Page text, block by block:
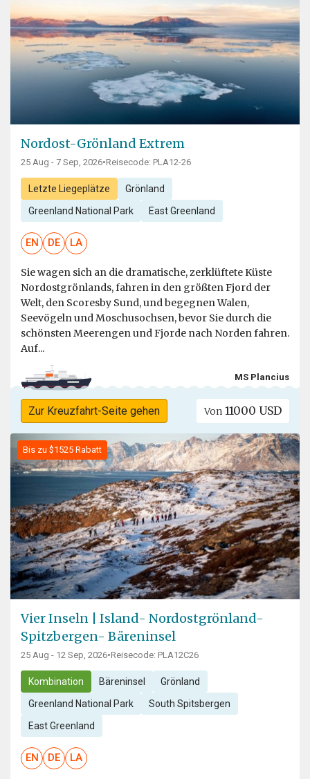
Nordost-Grönland Extrem
25 Aug - 7 Sep, 2026•Reisecode: PLA12-26
Letzte Liegeplätze Grönland
Greenland National Park East Greenland
EN DE LA
Sie wagen sich an die dramatische, zerklüftete Küste
Nordostgrönlands, fahren in den größten Fjord der
Welt, den Scoresby Sund, und begegnen Walen,
Seevögeln und Moschusochsen, bevor Sie durch die
schönsten Meerengen und Fjorde nach Norden fahren.
Auf...
MS Plancius
Zur Kreuzfahrt-Seite gehen Von 11000 USD
Bis zu $1525 Rabatt
Vier Inseln | Island- Nordostgrönland-
Spitzbergen- Bäreninsel
25 Aug - 12 Sep, 2026•Reisecode: PLA12C26
Kombination Bäreninsel Grönland
Greenland National Park South Spitsbergen
East Greenland
EN DE LA